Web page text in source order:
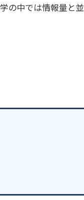
の中では情報量と